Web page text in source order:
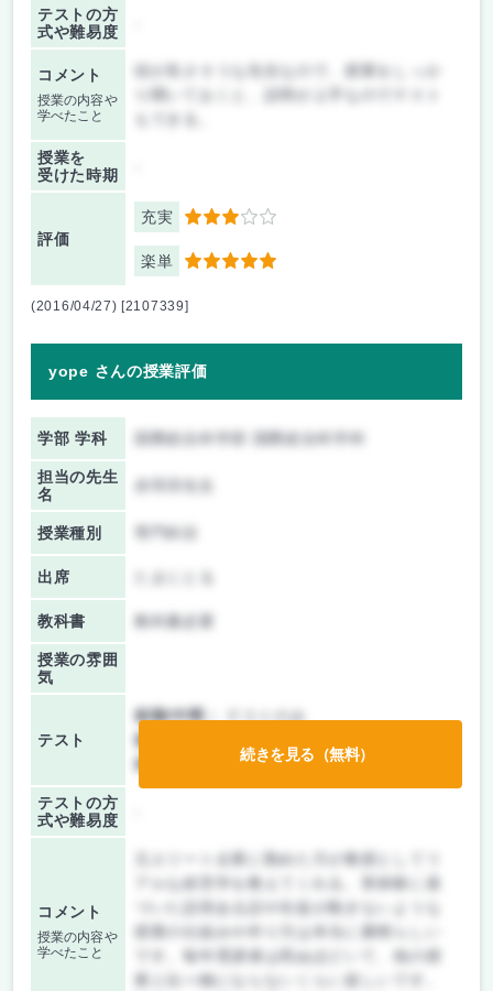
テストの方
式や難易度
コメント
授業の内容や
学べたこと
授業を
受けた時期
評価
充実 3
楽単 5
(2016/04/27) [2107339]
yope さんの授業評価
学部 学科 国際総合科学部 国際総合科学科
担当の先生
名
授業種別
出席
教科書 教科書必要
授業の雰囲
気
テスト
前期/中間：
後期/期末：
教科書ノート持ち込み可
テストの方
式や難易度
コメント
授業の内容や
学べたこと
元エリート企業に勤めた方が教授としてリ
づいた説得ある話や生徒が飽きないような
授業の仕組みや作り方は本当に素晴らしい
です。毎年受講者は死ぬほどいて、他の授
業と比べ物にならないくらい楽しいです。
続きを見る（無料）